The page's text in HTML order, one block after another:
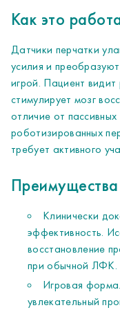
Как это
Датчики перчатки
усилия и
игрой. Пациент
стимулирует мозг
отличие от
роботизированных
требует активного
Преимущества
Клинически
эффективность.
восстановление
при обычной ЛФК.
Игровая
увлекательный